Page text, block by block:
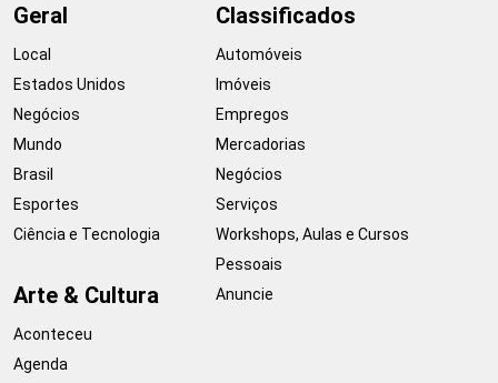
Geral
Local
Estados Unidos
Negócios
Mundo
Brasil
Esportes
Ciência e Tecnologia
Arte & Cultura
Aconteceu
Agenda
Classificados
Automóveis
Imóveis
Empregos
Mercadorias
Negócios
Serviços
Workshops, Aulas e Cursos
Pessoais
Anuncie